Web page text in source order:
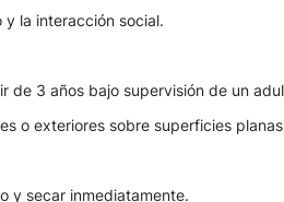
la interacción social.
de 3 años bajo supervisión de un
o exteriores sobre superficies
y secar inmediatamente.